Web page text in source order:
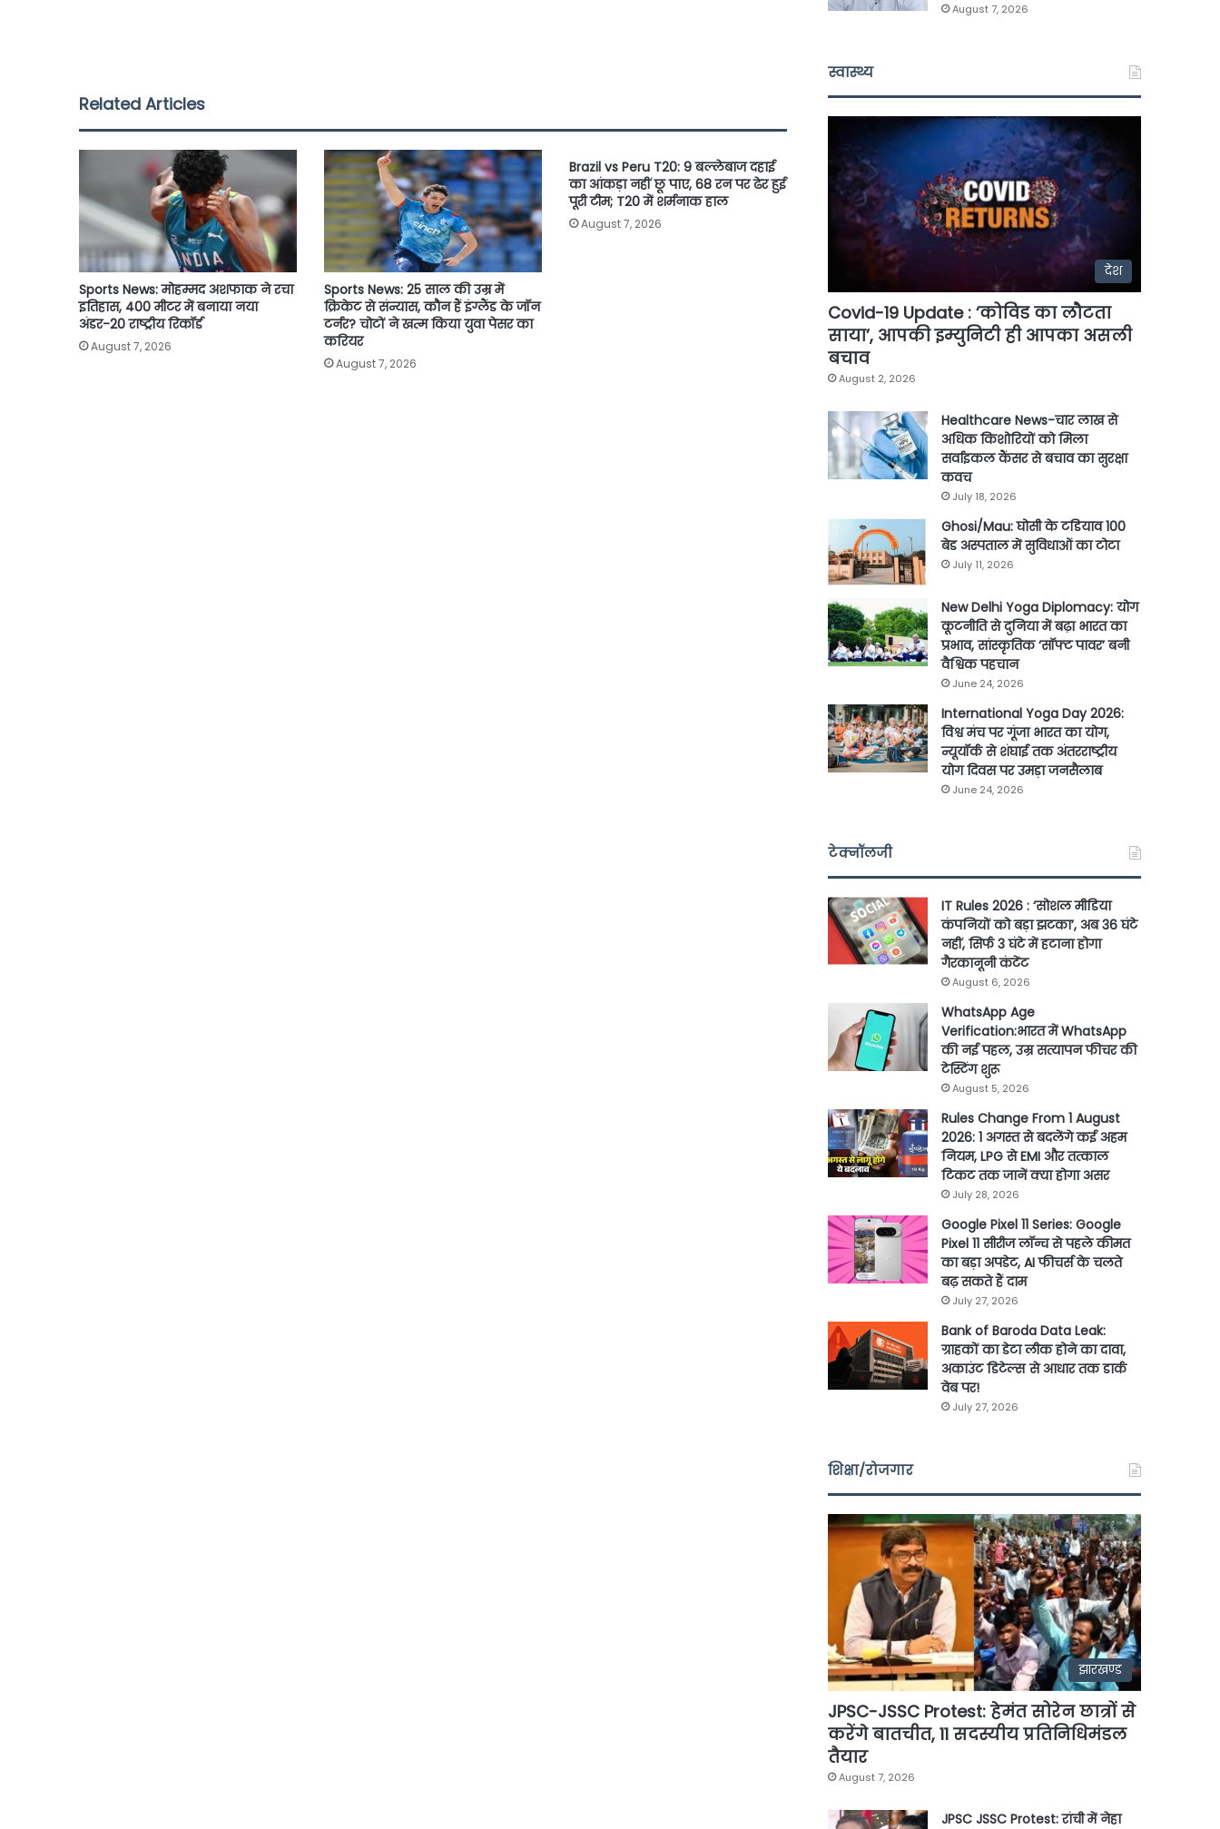
o
r
p
p
n
Related Articles
Sports News: मोहम्मद अशफाक ने रचा
इतिहास, 400 मीटर में बनाया नया
अंडर-20 राष्ट्रीय रिकॉर्ड
August 7, 2026
Sports News: 25 साल की उम्र में
क्रिकेट से संन्यास, कौन हैं इंग्लैंड के जॉन
टर्नर? चोटों ने खत्म किया युवा पेसर का
करियर
August 7, 2026
Brazil vs Peru T20: 9 बल्लेबाज दहाई
का आंकड़ा नहीं छू पाए, 68 रन पर ढेर हुई
पूरी टीम; T20 में शर्मनाक हाल
August 7, 2026
August 7, 2026
स्वास्थ्य
देश
Covid-19 Update : ‘कोविड का लौटता
साया’, आपकी इम्युनिटी ही आपका असली
बचाव
August 2, 2026
Healthcare News-चार लाख से
अधिक किशोरियों को मिला
सर्वाइकल कैंसर से बचाव का सुरक्षा
कवच
July 18, 2026
Ghosi/Mau: घोसी के टडियाव 100
बेड अस्पताल में सुविधाओं का टोटा
July 11, 2026
New Delhi Yoga Diplomacy: योग
कूटनीति से दुनिया में बढ़ा भारत का
प्रभाव, सांस्कृतिक ‘सॉफ्ट पावर’ बनी
वैश्विक पहचान
June 24, 2026
International Yoga Day 2026:
विश्व मंच पर गूंजा भारत का योग,
न्यूयॉर्क से शंघाई तक अंतरराष्ट्रीय
योग दिवस पर उमड़ा जनसैलाब
June 24, 2026
टेक्नॉलजी
IT Rules 2026 : ‘सोशल मीडिया
कंपनियों को बड़ा झटका’, अब 36 घंटे
नहीं, सिर्फ 3 घंटे में हटाना होगा
गैरकानूनी कंटेंट
August 6, 2026
WhatsApp Age
Verification:भारत में WhatsApp
की नई पहल, उम्र सत्यापन फीचर की
टेस्टिंग शुरू
August 5, 2026
Rules Change From 1 August
2026: 1 अगस्त से बदलेंगे कई अहम
नियम, LPG से EMI और तत्काल
टिकट तक जानें क्या होगा असर
July 28, 2026
Google Pixel 11 Series: Google
Pixel 11 सीरीज लॉन्च से पहले कीमत
का बड़ा अपडेट, AI फीचर्स के चलते
बढ़ सकते हैं दाम
July 27, 2026
Bank of Baroda Data Leak:
ग्राहकों का डेटा लीक होने का दावा,
अकाउंट डिटेल्स से आधार तक डार्क
वेब पर!
July 27, 2026
शिक्षा/रोजगार
झारखण्ड
JPSC-JSSC Protest: हेमंत सोरेन छात्रों से
करेंगे बातचीत, 11 सदस्यीय प्रतिनिधिमंडल
तैयार
August 7, 2026
JPSC JSSC Protest: रांची में नेहा